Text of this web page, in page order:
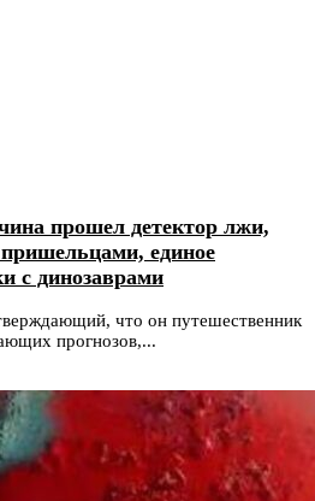
прошел детектор лжи,
пришельцами, единое
с динозаврами
что он путешественник
прогнозов,...